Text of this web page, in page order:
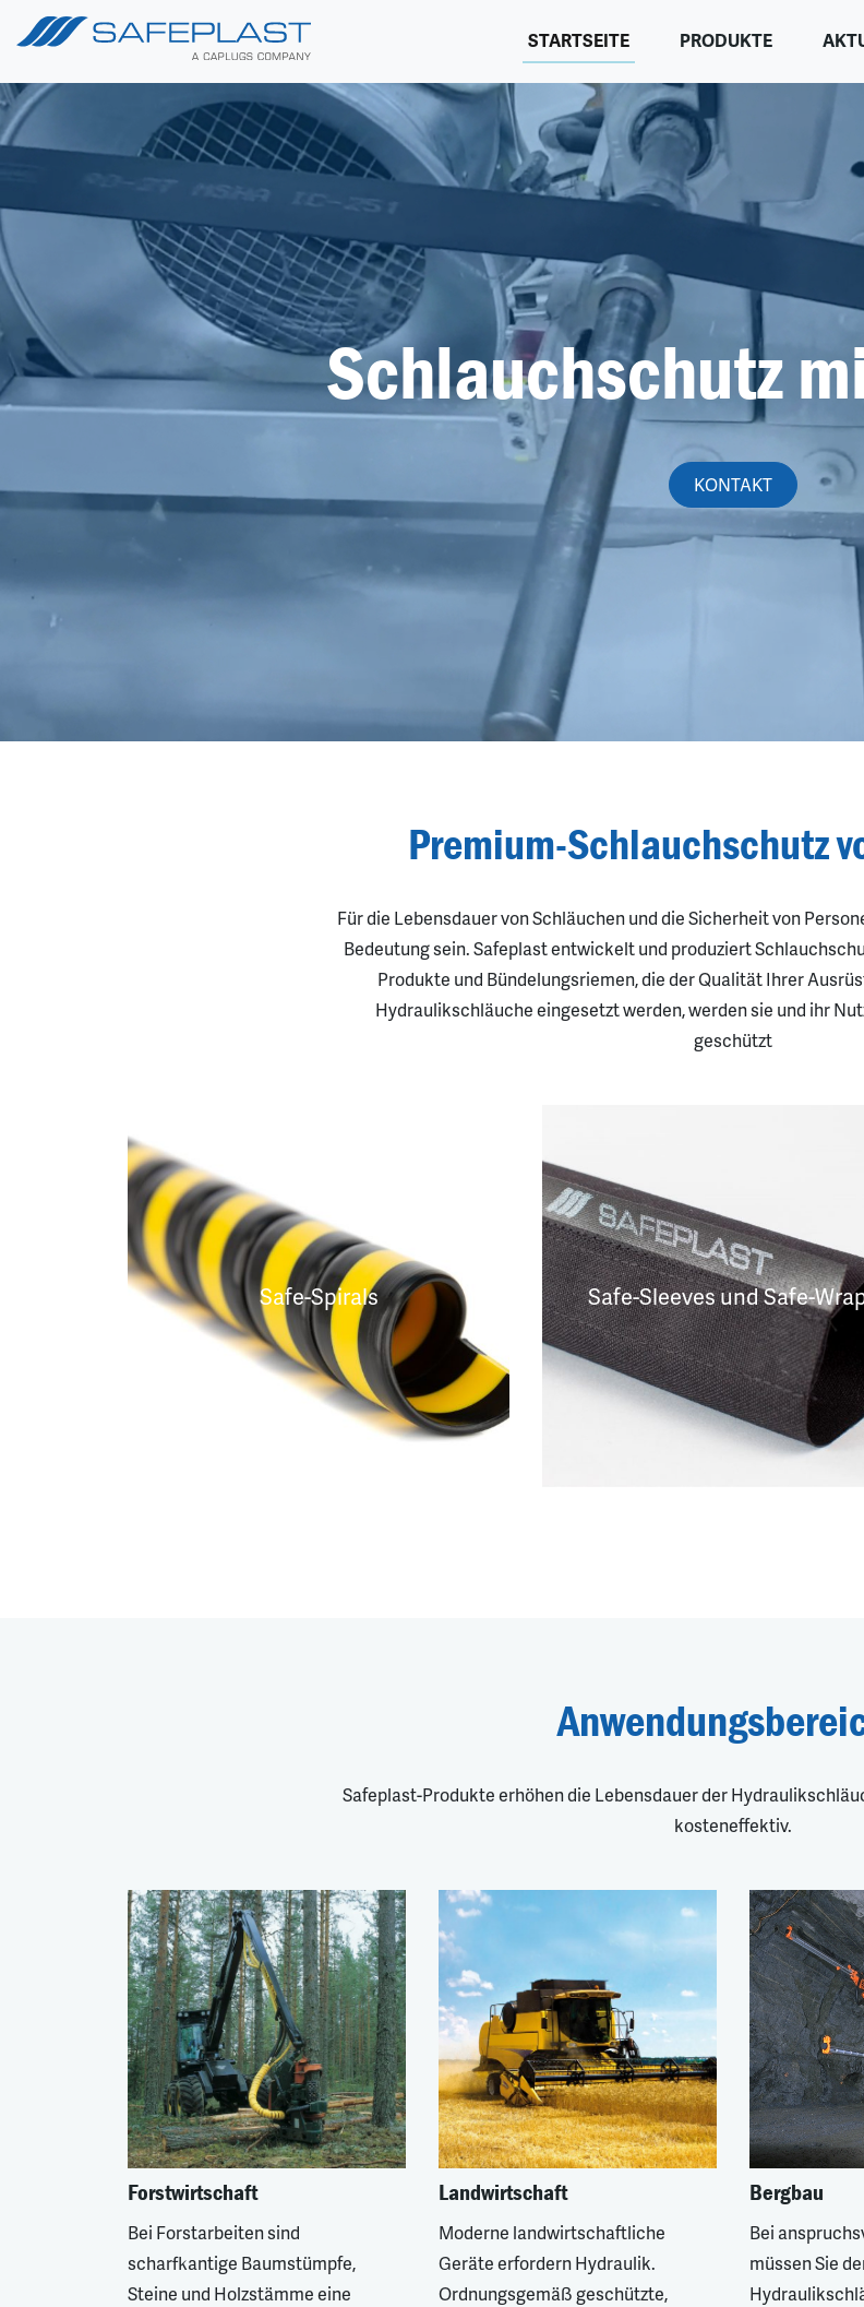
STARTSEITE PRODUKTE
Schlauchschutz
KONTAKT
Premium-Schlauchschutz
Für die Lebensdauer von Schläuchen und die Sicherheit von
Bedeutung sein. Safeplast entwickelt und produziert
Produkte und Bündelungsriemen, die der Qualität Ihrer
Hydraulikschläuche eingesetzt werden, werden sie und ihr
geschützt
Safe-Spirals Safe-Sleeves und Safe-
Safeplast-Produkte erhöhen die Lebensdauer der
kosteneffektiv.
Forstwirtschaft
Bei Forstarbeiten sind
scharfkantige Baumstümpfe,
Steine und Holzstämme eine
Landwirtschaft
Moderne landwirtschaftliche
Geräte erfordern Hydraulik.
Ordnungsgemäß geschützte,
Bergbau
Bei
müssen Sie